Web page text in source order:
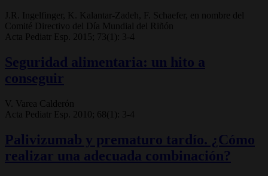
J.R. Ingelfinger, K. Kalantar-Zadeh, F. Schaefer, en nombre del
Comité Directivo del Día Mundial del Riñón
Acta Pediatr Esp. 2015; 73(1): 3-4
Seguridad alimentaria: un hito a
conseguir
V. Varea Calderón
Acta Pediatr Esp. 2010; 68(1): 3-4
Palivizumab y prematuro tardío. ¿Cómo
realizar una adecuada combinación?